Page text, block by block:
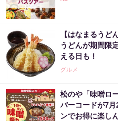
【はなまるうど
うどんが期間限
える日も！
グルメ
松のや「味噌ロ
バーコードが7
ンでお得に楽しん